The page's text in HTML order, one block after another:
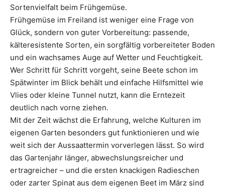
Sortenvielfalt beim Frühgemüse.
Frühgemüse im Freiland ist weniger eine Frage von
Glück, sondern von guter Vorbereitung: passende,
kälteresistente Sorten, ein sorgfältig vorbereiteter Boden
und ein wachsames Auge auf Wetter und Feuchtigkeit.
Wer Schritt für Schritt vorgeht, seine Beete schon im
Spätwinter im Blick behält und einfache Hilfsmittel wie
Vlies oder kleine Tunnel nutzt, kann die Erntezeit
deutlich nach vorne ziehen.
Mit der Zeit wächst die Erfahrung, welche Kulturen im
eigenen Garten besonders gut funktionieren und wie
weit sich der Aussaattermin vorverlegen lässt. So wird
das Gartenjahr länger, abwechslungsreicher und
ertragreicher – und die ersten knackigen Radieschen
oder zarter Spinat aus dem eigenen Beet im März sind